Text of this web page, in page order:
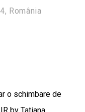
România
o schimbare de